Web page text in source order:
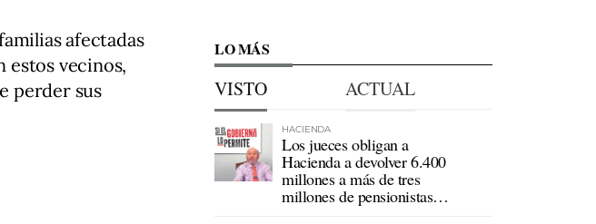
afectadas
estos vecinos,
perder sus
LO MÁS
VISTO ACTUAL
HACIENDA
Los jueces obligan a
Hacienda a devolver 6.400
millones a más de tres
millones de pensionistas